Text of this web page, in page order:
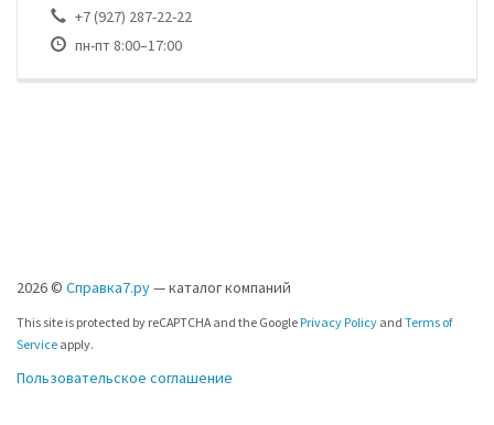
+7 (927) 287-22-22
пн-пт 8:00–17:00
2026 © Справка7.ру— каталог компаний
This site is protected by reCAPTCHA and the Google Privacy Policy and Terms of
Service apply.
Пользовательское соглашение